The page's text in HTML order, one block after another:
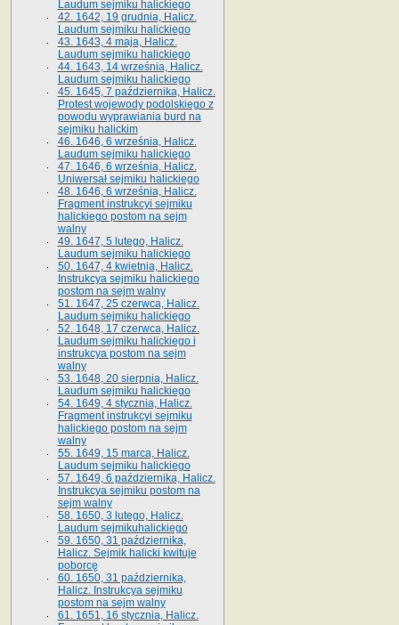
Laudum sejmiku halickiego
42. 1642, 19 grudnia, Halicz.
Laudum sejmiku halickiego
43. 1643, 4 maja, Halicz.
Laudum sejmiku halickiego
44. 1643, 14 września, Halicz.
Laudum sejmiku halickiego
45. 1645, 7 października, Halicz.
Protest wojewody podolskiego z
powodu wyprawiania burd na
sejmiku halickim
46. 1646, 6 września, Halicz.
Laudum sejmiku halickiego
47. 1646, 6 września, Halicz.
Uniwersał sejmiku halickiego
48. 1646, 6 września, Halicz.
Fragment instrukcyi sejmiku
halickiego postom na sejm
walny
49. 1647, 5 lutego, Halicz.
Laudum sejmiku halickiego
50. 1647, 4 kwietnia, Halicz.
Instrukcya sejmiku halickiego
postom na sejm walny
51. 1647, 25 czerwca, Halicz.
Laudum sejmiku halickiego
52. 1648, 17 czerwca, Halicz.
Laudum sejmiku halickiego i
instrukcya postom na sejm
walny
53. 1648, 20 sierpnia, Halicz.
Laudum sejmiku halickiego
54. 1649, 4 stycznia, Halicz.
Fragment instrukcyi sejmiku
halickiego postom na sejm
walny
55. 1649, 15 marca, Halicz.
Laudum sejmiku halickiego
57. 1649, 6 października, Halicz.
Instrukcya sejmiku postom na
sejm walny
58. 1650, 3 lutego, Halicz.
Laudum sejmikuhalickiego
59. 1650, 31 października,
Halicz. Sejmik halicki kwituje
poborcę
60. 1650, 31 października,
Halicz. Instrukcya sejmiku
postom na sejm walny
61. 1651, 16 stycznia, Halicz.